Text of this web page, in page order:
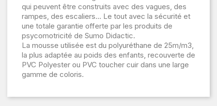
qui peuvent être construits avec des vagues, des
rampes, des escaliers... Le tout avec la sécurité et
une totale garantie offerte par les produits de
psycomotricité de Sumo Didactic.
La mousse utilisée est du polyuréthane de 25m/m3,
la plus adaptée au poids des enfants, recouverte de
PVC Polyester ou PVC toucher cuir dans une large
gamme de coloris.